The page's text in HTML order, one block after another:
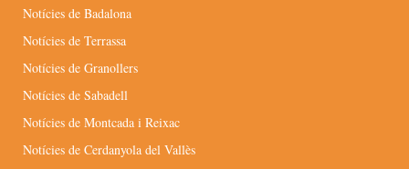
Notícies de Badalona
Notícies de Terrassa
Notícies de Granollers
Notícies de Sabadell
Notícies de Montcada i Reixac
Notícies de Cerdanyola del Vallès